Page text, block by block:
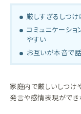
厳しすぎるしつ
コミュニケーショ
やすい
お互いが本音で
家庭内で厳しいしつけ
発言や感情表現ができ